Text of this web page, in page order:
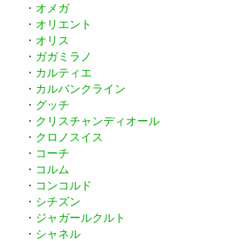
・ オメガ
・ オリエント
・ オリス
・ ガガミラノ
・ カルティエ
・ カルバンクライン
・ グッチ
・ クリスチャンディオール
・ クロノスイス
・ コーチ
・ コルム
・ コンコルド
・ シチズン
・ ジャガールクルト
・ シャネル